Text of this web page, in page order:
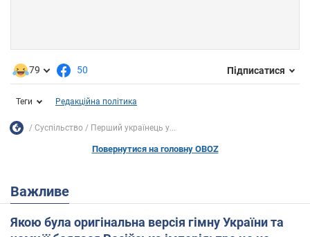
79 50 Підписатися
Теги Редакційна політика
Суспільство Перший українець у...
Повернутися на головну OBOZ
Важливе
Якою була оригінальна версія гімну України та